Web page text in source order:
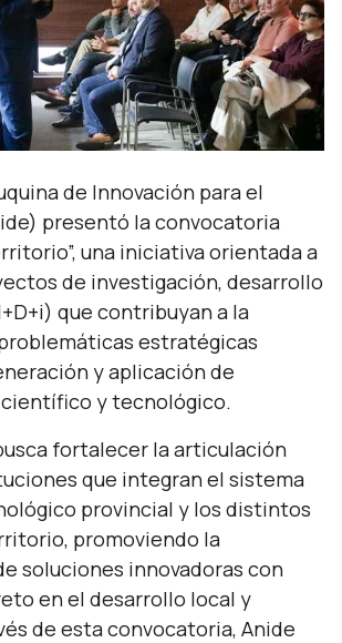
de Innovación para el
presentó la convocatoria
una iniciativa orientada a
de investigación, desarrollo
que contribuyan a la
estratégicas
y aplicación de
y tecnológico.
fortalecer la articulación
que integran el sistema
provincial y los distintos
promoviendo la
soluciones innovadoras con
en el desarrollo local y
de esta convocatoria, Anide